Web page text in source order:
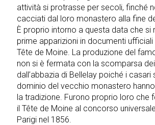
attività si protrasse per secoli, finché
cacciati dal loro monastero alla fine
È proprio intorno a questa data che si
prime apparizioni in documenti
Tête de Moine. La produzione del
non si è fermata con la scomparsa
dall’abbazia di Bellelay poiché i casari
dominio del vecchio monastero
la tradizione. Furono proprio loro che
il Tête de Moine al concorso
Parigi nel 1856.